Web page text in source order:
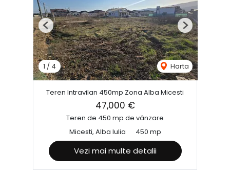
1 / 4 Harta
Previous Next
Teren Intravilan 450mp Zona Alba Micesti
47,000 €
Teren de 450 mp de vânzare
Micesti, Alba Iulia
450 mp
Vezi mai multe detalii